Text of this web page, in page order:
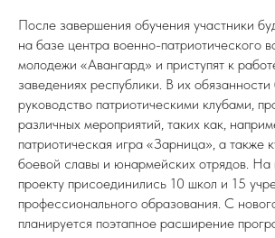
После завершения обучения участники
на базе центра военно-патриотического
молодежи «Авангард» и приступят к
заведениях республики. В их обязанности
руководство патриотическими клубами,
различных мероприятий, таких как,
патриотическая игра «Зарница», а также
боевой славы и юнармейских отрядов. На
проекту присоединились 10 школ и 15
профессионального образования. С
планируется поэтапное расширение